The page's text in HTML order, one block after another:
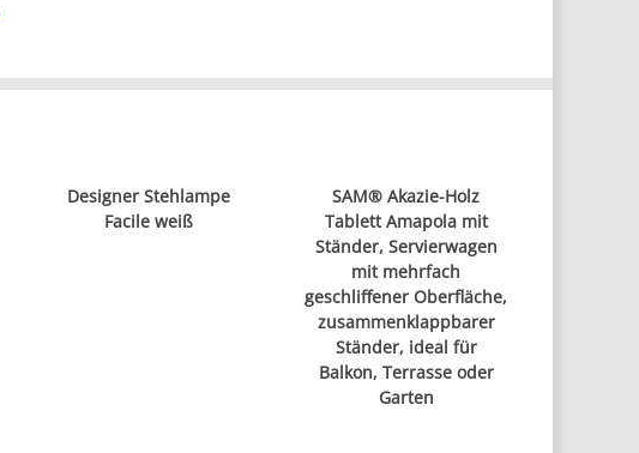
Designer Stehlampe
Facile weiß
SAM® Akazie-Holz
Tablett Amapola mit
Ständer, Servierwagen
mit mehrfach
geschliffener Oberfläche,
zusammenklappbarer
Ständer, ideal für
Balkon, Terrasse oder
Garten